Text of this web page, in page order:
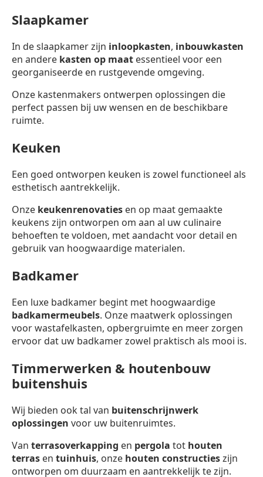
Slaapkamer
In de slaapkamer zijn inloopkasten, inbouwkasten
en andere kasten op maat essentieel voor een
georganiseerde en rustgevende omgeving.
Onze kastenmakers ontwerpen oplossingen die
perfect passen bij uw wensen en de beschikbare
ruimte.
Keuken
Een goed ontworpen keuken is zowel functioneel als
esthetisch aantrekkelijk.
Onze keukenrenovaties en op maat gemaakte
keukens zijn ontworpen om aan al uw culinaire
behoeften te voldoen, met aandacht voor detail en
gebruik van hoogwaardige materialen.
Badkamer
Een luxe badkamer begint met hoogwaardige
badkamermeubels. Onze maatwerk oplossingen
voor wastafelkasten, opbergruimte en meer zorgen
ervoor dat uw badkamer zowel praktisch als mooi is.
Timmerwerken & houtenbouw
buitenshuis
Wij bieden ook tal van buitenschrijnwerk
oplossingen voor uw buitenruimtes.
Van terrasoverkapping en pergola tot houten
terras en tuinhuis, onze houten constructieszijn
ontworpen om duurzaam en aantrekkelijk te zijn.